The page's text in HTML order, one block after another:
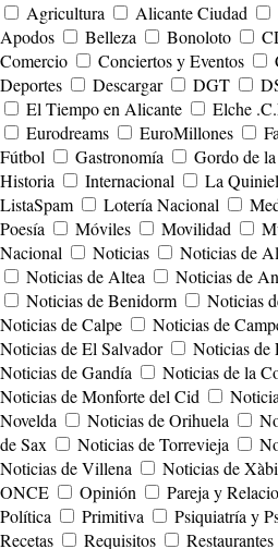
Agricultura
Alicante Ciudad
Apodos
Belleza Bonoloto
Comercio
Conciertos y Eventos
Deportes
Descargar DGT
El Tiempo en Alicante
Elche
Eurodreams
EuroMillones
Fútbol
Gastronomía Gordo de
Historia
Internacional La
ListaSpam
Lotería Nacional
Poesía
Móviles Movilidad
Nacional
Noticias Noticias de
Noticias de Altea
Noticias de
Noticias de Benidorm
Noticias
Noticias de Calpe
Noticias de
Noticias de El Salvador
Noticias de
Noticias de Gandía
Noticias de la
Noticias de Monforte del Cid
Novelda
Noticias de Orihuela
de Sax
Noticias de Torrevieja
Noticias de Villena
Noticias de
ONCE
Opinión Pareja y
Política
Primitiva Psiquiatría y
Recetas
Requisitos